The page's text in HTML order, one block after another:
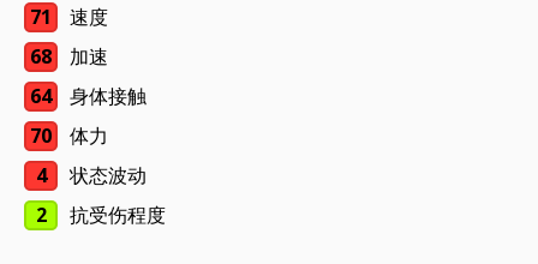
71
速度
68
加速
64
身体接触
70
体力
4
状态波动
2
抗受伤程度